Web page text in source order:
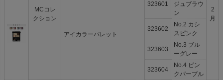
MCコレ
クション
2
月
アイカラーパレット
323601
ジュブラウ
ン
323602
No.2 カシ
スピンク
323603
No.3 ブル
ーグレー
323604
No.4 ピン
クパープル